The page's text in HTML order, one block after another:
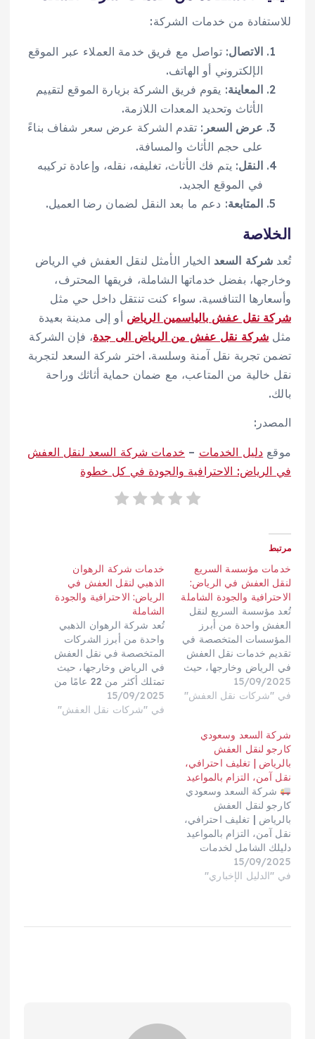
للاستفادة من خدمات الشركة:
الاتصال: تواصل مع فريق خدمة العملاء عبر الموقع
الإلكتروني أو الهاتف.
المعاينة: يقوم فريق الشركة بزيارة الموقع لتقييم
الأثاث وتحديد المعدات اللازمة.
عرض السعر : تقدم الشركة عرض سعر شفاف بناءً
على حجم الأثاث والمسافة.
النقل: يتم فك الأثاث، تغليفه، نقله، وإعادة تركيبه
في الموقع الجديد.
المتابعة: دعم ما بعد النقل لضمان رضا العميل.
الخلاصة
تُعد شركة السعد الخيار الأمثل لنقل العفش في الرياض
وخارجها، بفضل خدماتها الشاملة، فريقها المحترف،
وأسعارها التنافسية. سواء كنت تنتقل داخل حي مثل
شركة نقل عفش بالياسمين الرياض أو إلى مدينة بعيدة
مثل شركة نقل عفش من الرياض الى جدة، فإن الشركة
تضمن تجربة نقل آمنة وسلسة. اختر شركة السعد لتجربة
نقل خالية من المتاعب، مع ضمان حماية أثاثك وراحة
بالك.
المصدر:
موقع دليل الخدمات – خدمات شركة السعد لنقل العفش
في الرياض: الاحترافية والجودة في كل خطوة
مرتبط
خدمات مؤسسة السريع
لنقل العفش في الرياض:
الاحترافية والجودة الشاملة
تُعد مؤسسة السريع لنقل
العفش واحدة من أبرز
المؤسسات المتخصصة في
تقديم خدمات نقل العفش
في الرياض وخارجها، حيث
تجمع بين الخبرة الطويلة،
الاحترافية العالية، والالتزام
تنتقل داخل أحياء الرياض أو
إلى مدن أخرى في
المملكة العربية السعودية،
فإن المؤسسة توفر حلولًا…
15/09/2025
في "شركات نقل العفش"
خدمات شركة الرهوان
الذهبي لنقل العفش في
الرياض: الاحترافية والجودة
الشاملة
تُعد شركة الرهوان الذهبي
واحدة من أبرز الشركات
المتخصصة في نقل العفش
في الرياض وخارجها، حيث
تمتلك أكثر من 22 عامًا من
الخبرة في تقديم خدمات
نقل آمنة وموثوقة. تسعى
15/09/2025
في "شركات نقل العفش"
شركة السعد وسعودي
كارجو لنقل العفش
بالرياض | تغليف احترافي،
نقل آمن، التزام بالمواعيد
شركة السعد وسعودي
كارجو لنقل العفش
بالرياض | تغليف احترافي،
نقل آمن، التزام بالمواعيد
دليلك الشامل لخدمات
شركة السعد لنقل العفش
بالرياض داخل الأحياء
15/09/2025
في "الدليل الإخباري"